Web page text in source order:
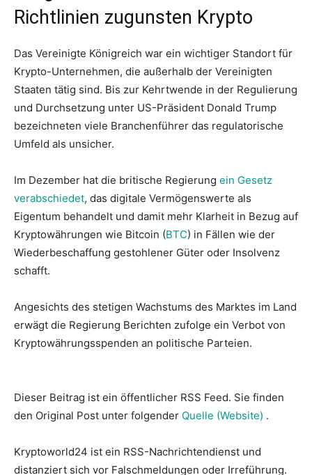
Richtlinien zugunsten Krypto
Das Vereinigte Königreich war ein wichtiger Standort für
Krypto-Unternehmen, die außerhalb der Vereinigten
Staaten tätig sind. Bis zur Kehrtwende in der Regulierung
und Durchsetzung unter US-Präsident Donald Trump
bezeichneten viele Branchenführer das regulatorische
Umfeld als unsicher.
Im Dezember hat die britische Regierung ein Gesetz
verabschiedet, das digitale Vermögenswerte als
Eigentum behandelt und damit mehr Klarheit in Bezug auf
Kryptowährungen wie Bitcoin (BTC) in Fällen wie der
Wiederbeschaffung gestohlener Güter oder Insolvenz
schafft.
Angesichts des stetigen Wachstums des Marktes im Land
erwägt die Regierung Berichten zufolge ein Verbot von
Kryptowährungsspenden an politische Parteien.
Dieser Beitrag ist ein öffentlicher RSS Feed. Sie finden
den Original Post unter folgender Quelle (Website) .
Kryptoworld24 ist ein RSS-Nachrichtendienst und
distanziert sich vor Falschmeldungen oder Irreführung.